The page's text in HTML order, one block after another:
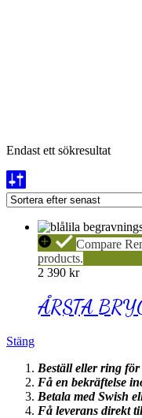
Endast ett sökresultat
ÅRSTA
BRYGGA
Krans
Compare
products.
2 390 kr
ÅRSTA
Stäng
Beställ eller ring
Få en bekräftelse
Betala med Swish
Få leverans direkt